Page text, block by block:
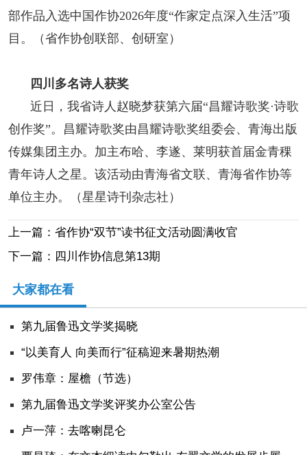
部作品入选中国作协2026年度“作家定点深入生活”项
目。（省作协创联部、创研室）
四川多名诗人获奖
近日，我省诗人赵晓梦获第六届“昌耀诗歌奖·诗歌
创作奖”。昌耀诗歌奖由昌耀诗歌奖组委会、青海出版
传媒集团主办。加主布哈、李遂、莱明获首届金青稞
青年诗人之星。该活动由青海省文联、青海省作协等
单位主办。（星星诗刊杂志社）
上一篇：省作协“双节”读书征文活动圆满收官
下一篇：四川作协信息第13期
大家都在看
第九届鲁迅文学奖揭晓
“以美育人 向美而行”征稿迎来暑期热潮
罗伟章：屋檐（节选）
第九届鲁迅文学奖评奖办公室公告
卢一萍：去喀喇昆仑